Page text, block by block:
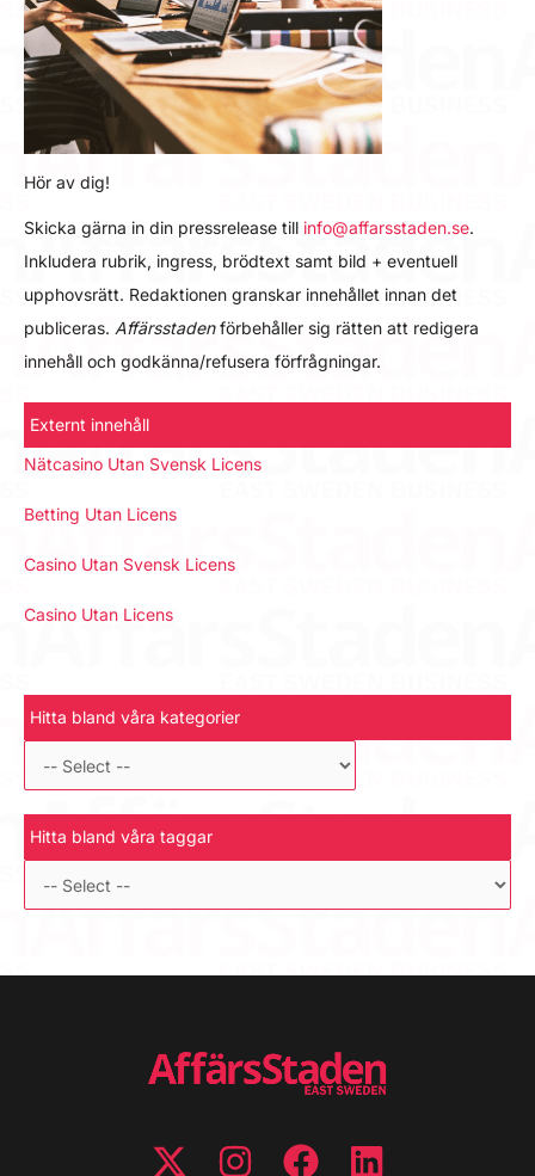
Hör av dig!
Skicka gärna in din pressrelease till info@affarsstaden.se.
Inkludera rubrik, ingress, brödtext samt bild + eventuell
upphovsrätt. Redaktionen granskar innehållet innan det
publiceras. Affärsstadenförbehåller sig rätten att redigera
innehåll och godkänna/refusera förfrågningar.
Externt innehåll
Nätcasino Utan Svensk Licens
Betting Utan Licens
Casino Utan Svensk Licens
Casino Utan Licens
Hitta bland våra kategorier
Hitta bland våra taggar